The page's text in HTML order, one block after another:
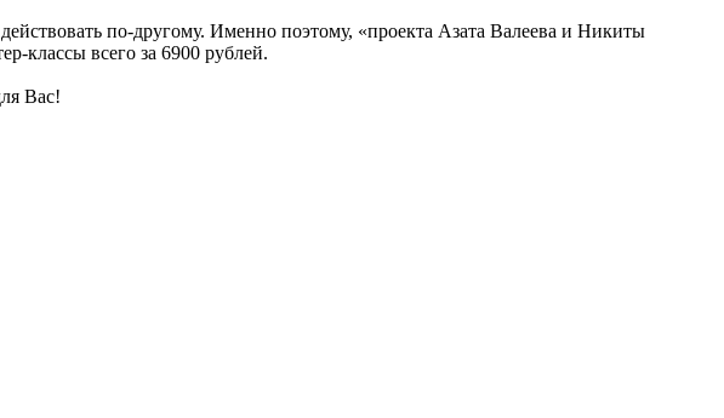
по-другому. Именно поэтому, «проекта Азата Валеева и Никиты
классы всего за 6900 рублей.
Вас!